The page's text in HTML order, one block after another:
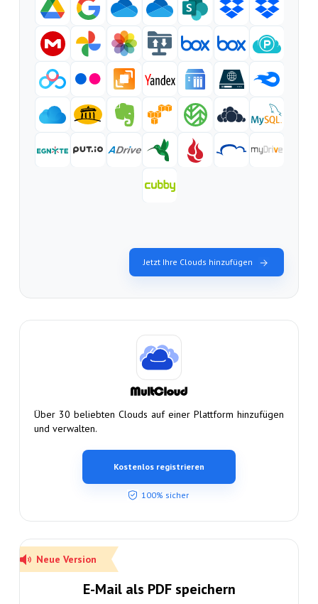
Jetzt Ihre Clouds hinzufügen
Über 30 beliebten Clouds auf einer Plattform hinzufügen
und verwalten.
Kostenlos registrieren
100% sicher
Neue Version
E-Mail als PDF speichern